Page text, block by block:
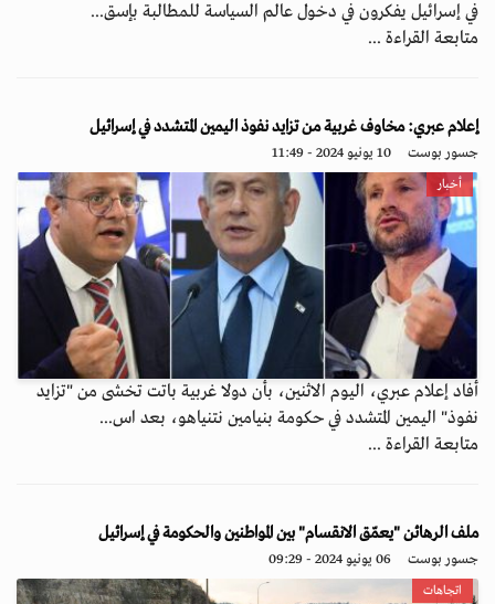
في إسرائيل يفكرون في دخول عالم السياسة للمطالبة بإسق...
متابعة القراءة ...
إعلام عبري: مخاوف غربية من تزايد نفوذ اليمين المتشدد في إسرائيل
جسور بوست 10 يونيو 2024 - 11:49
أخبار
أفاد إعلام عبري، اليوم الاثنين، بأن دولا غربية باتت تخشى من "تزايد
نفوذ" اليمين المتشدد في حكومة بنيامين نتنياهو، بعد اس...
متابعة القراءة ...
ملف الرهائن "يعمّق الانقسام" بين المواطنين والحكومة في إسرائيل
جسور بوست 06 يونيو 2024 - 09:29
اتجاهات